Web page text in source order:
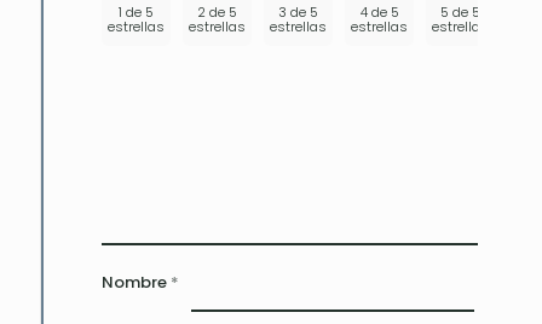
1 de 5
estrellas
2 de 5
estrellas
3 de 5
estrellas
4 de 5
estrellas
5 de 5
estrellas
Nombre *